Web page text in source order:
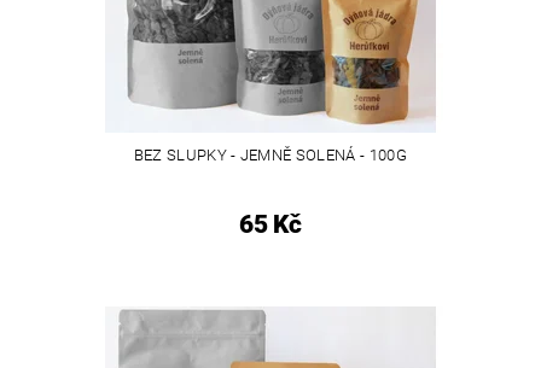
BEZ SLUPKY - JEMNĚ SOLENÁ - 100G
65 Kč